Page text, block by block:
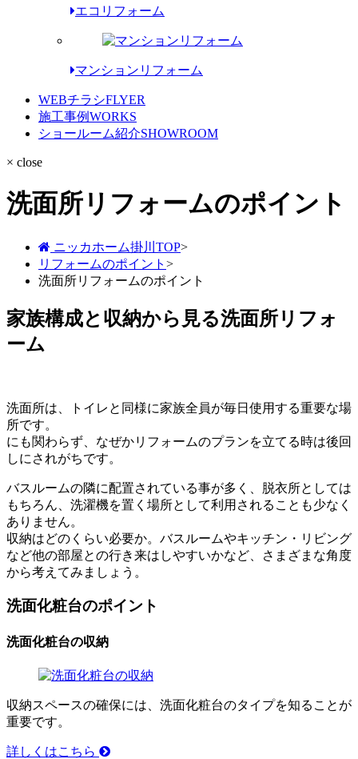
エコリフォーム
マンションリフォーム
WEBチラシFLYER
施工事例WORKS
ショールーム紹介SHOWROOM
× close
洗面所リフォームのポイント
ニッカホーム掛川TOP>
リフォームのポイント >
洗面所リフォームのポイント
家族構成と収納から見る洗面所リフォ
ーム
洗面所は、トイレと同様に家族全員が毎日使用する重要な場
所です。
にも関わらず、なぜかリフォームのプランを立てる時は後回
しにされがちです。
バスルームの隣に配置されている事が多く、脱衣所としては
もちろん、洗濯機を置く場所として利用されることも少なく
ありません。
収納はどのくらい必要か。バスルームやキッチン・リビング
など他の部屋との行き来はしやすいかなど、さまざまな角度
から考えてみましょう。
洗面化粧台のポイント
洗面化粧台の収納
収納スペースの確保には、洗面化粧台のタイプを知ることが
重要です。
詳しくはこちら